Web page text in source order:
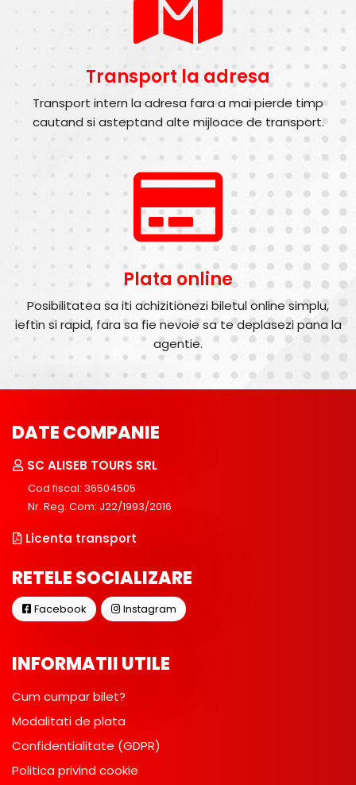
Transport la adresa
Transport intern la adresa fara a mai pierde timp
cautand si asteptand alte mijloace de transport.
Plata online
Posibilitatea sa iti achizitionezi biletul online simplu,
ieftin si rapid, fara sa fie nevoie sa te deplasezi pana la
agentie.
DATE COMPANIE
SC ALISEB TOURS SRL
Cod fiscal: 36504505
Nr. Reg. Com: J22/1993/2016
Licenta transport
RETELE SOCIALIZARE
Facebook Instagram
INFORMATII UTILE
Cum cumpar bilet?
Modalitati de plata
Confidentialitate (GDPR)
Politica privind cookie